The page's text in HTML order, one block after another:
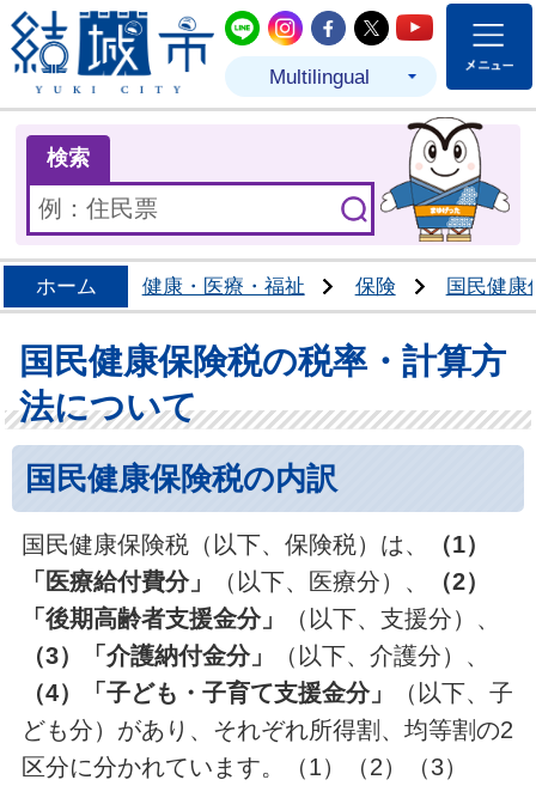
結城市公式LINE
結城市公式Instagram
結城市公式
結城市公式
結城市
Multilingual
検索
ホーム 健康・医療・福祉 保険 国民健康
国民健康保険税の税率・計算方
法について
国民健康保険税の内訳
国民健康保険税（以下、保険税）は、
（1）
「医療給付費分」
（以下、医療分）、
（2）
「後期高齢者支援金分」
（以下、支援分）、
（3）「介護納付金分」
（以下、介護分）、
（4）「子ども・子育て支援金分」
（以下、子
ども分）があり、それぞれ所得割 、 均等割の2
区分に分かれています。（1）（2）（3）